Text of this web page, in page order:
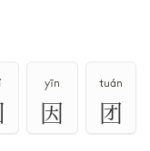
yīn
因
tuán
团